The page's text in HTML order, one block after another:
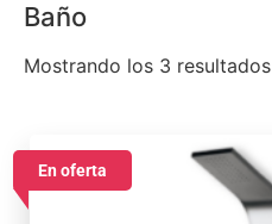
Baño
Mostrando los 3 resultados
En oferta